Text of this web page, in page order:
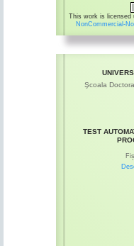
This work is licensed
NonCommercial-
Şcoala
TEST